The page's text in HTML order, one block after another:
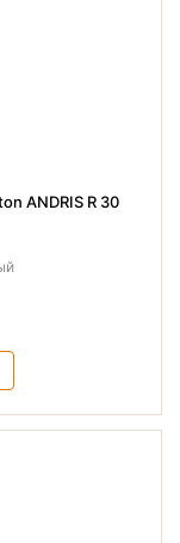
ANDRIS R 30